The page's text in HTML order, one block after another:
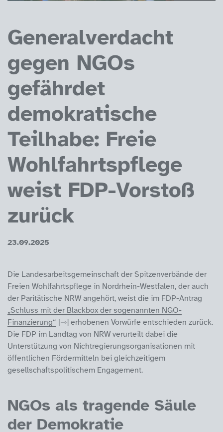
Generalverdacht
gegen NGOs
gefährdet
demokratische
Teilhabe: Freie
Wohlfahrtspflege
weist FDP-Vorstoß
zurück
23.09.2025
Die Landesarbeitsgemeinschaft der Spitzenverbände der
Freien Wohlfahrtspflege in Nordrhein-Westfalen, der auch
der Paritätische NRW angehört, weist die im FDP-Antrag
„Schluss mit der Blackbox der sogenannten NGO-
Finanzierung“
erhobenen Vorwürfe entschieden zurück.
Die FDP im Landtag von NRW verurteilt dabei die
Unterstützung von Nichtregierungsorganisationen mit
öffentlichen Fördermitteln bei gleichzeitigem
gesellschaftspolitischem Engagement.
NGOs als tragende Säule
der Demokratie